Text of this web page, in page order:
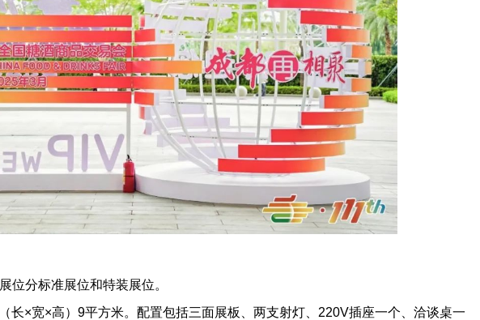
展位分标准展位和特装展位。
长×宽×高）9平方米。配置包括三面展板、两支射灯、220V插座一个、洽谈桌一